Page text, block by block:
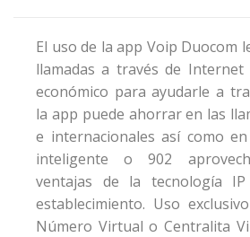
El uso de la app Voip Duocom
llamadas a través de
económico para ayudarle a
la app puede ahorrar en las
e internacionales así como
inteligente o 902
ventajas de la tecnología
establecimiento. Uso
Número Virtual o Centralita